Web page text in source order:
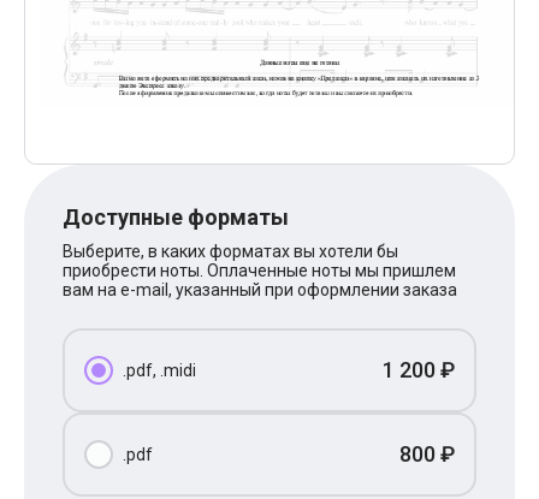
XOLIDAYBOY
Ваня Дмитриенко
Анна Герман
Полина Гагарина
HammAli
Billie Eilish
Макс Корж
Алена Швец
Руки Вверх
Доступные форматы
Выберите, в каких форматах вы хотели бы
приобрести ноты. Оплаченные ноты мы пришлем
вам на e-mail, указанный при оформлении заказа
.pdf, .midi 1 200 ₽
.pdf 800 ₽